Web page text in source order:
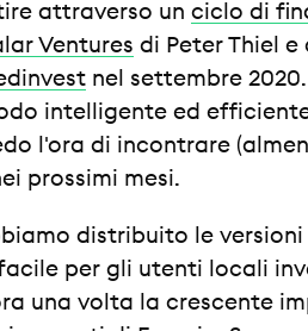
attraverso un ciclo di
Ventures di Peter Thiel
nel settembre
intelligente ed
l'ora di incontrare
prossimi mesi.
distribuito le
per gli utenti locali
una volta la crescente